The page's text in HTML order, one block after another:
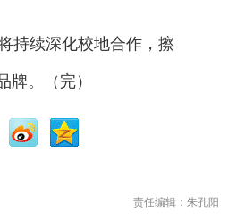
续深化校地合作，擦
牌。（完）
责任编辑：朱孔阳